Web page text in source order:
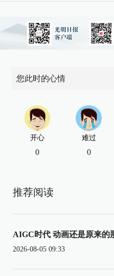
您此时的心情
开心
0
难过
0
推荐阅读
AIGC时代 动画还是原来的
2026-08-05 09:33